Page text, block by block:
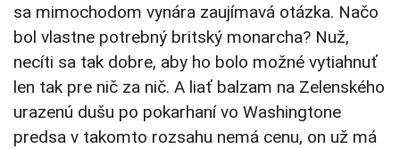
sa mimochodom vynára zaujímavá otázka. Načo
bol vlastne potrebný britský monarcha? Nuž,
necíti sa tak dobre, aby ho bolo možné vytiahnuť
len tak pre nič za nič. A liať balzam na Zelenského
urazenú dušu po pokarhaní vo Washingtone
predsa v takomto rozsahu nemá cenu, on už má